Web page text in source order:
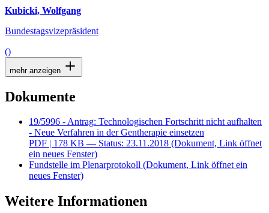
Kubicki, Wolfgang
Bundestagsvizepräsident
()
mehr anzeigen
Dokumente
19/5996 - Antrag: Technologischen Fortschritt nicht aufhalten
- Neue Verfahren in der Gentherapie einsetzen
PDF | 178 KB — Status: 23.11.2018 (Dokument, Link öffnet
ein neues Fenster)
Fundstelle im Plenarprotokoll (Dokument, Link öffnet ein
neues Fenster)
Weitere Informationen